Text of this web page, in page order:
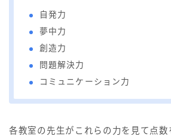
自発力
夢中力
創造力
問題解決力
コミュニケーション力
各教室の先生がこれらの力を見て点数